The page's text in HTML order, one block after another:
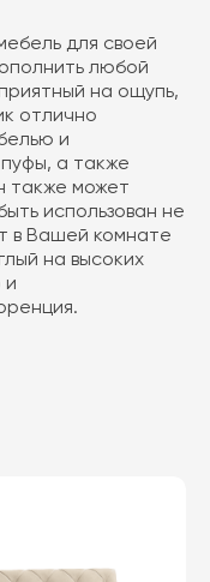
для своей
любой
на ощупь,
отлично
и
а также
также может
использован не
в Вашей комнате
на высоких
и